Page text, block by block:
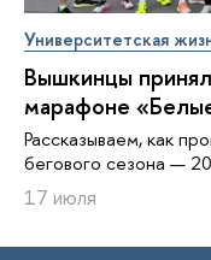
Университетская
Вышкинцы
марафоне
Рассказываем, как
бегового сезона —
17 июля